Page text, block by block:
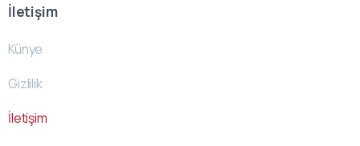
İletişim
Künye
Gizlilik
İletişim